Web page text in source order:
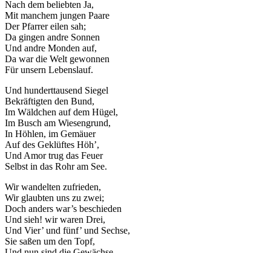
Nach dem beliebten Ja,
Mit manchem jungen Paare
Der Pfarrer eilen sah;
Da gingen andre Sonnen
Und andre Monden auf,
Da war die Welt gewonnen
Für unsern Lebenslauf.
Und hunderttausend Siegel
Bekräftigten den Bund,
Im Wäldchen auf dem Hügel,
Im Busch am Wiesengrund,
In Höhlen, im Gemäuer
Auf des Geklüftes Höh’,
Und Amor trug das Feuer
Selbst in das Rohr am See.
Wir wandelten zufrieden,
Wir glaubten uns zu zwei;
Doch anders war’s beschieden
Und sieh! wir waren Drei,
Und Vier’ und fünf’ und Sechse,
Sie saßen um den Topf,